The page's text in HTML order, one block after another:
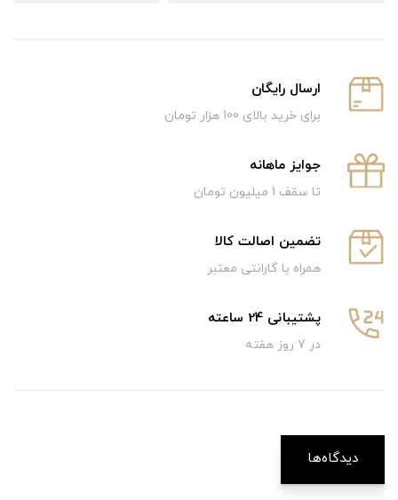
ارسال رایگان
برای خرید بالای 100 هزار تومان
جوایز ماهانه
تا سقف 1 میلیون تومان
تضمین اصالت کالا
همراه با گارانتی معتبر
پشتیبانی 24 ساعته
در 7 روز هفته
دیدگاه‌ها